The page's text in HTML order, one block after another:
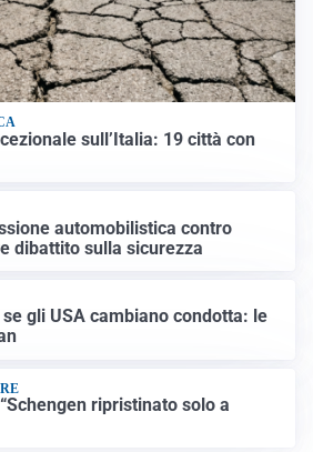
sull’Italia: 19 città con
automobilistica contro
dibattito sulla sicurezza
gli USA cambiano condotta: le
ripristinato solo a